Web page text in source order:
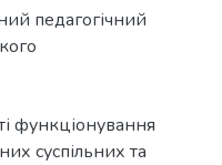
педагогічний
функціонування
суспільних та